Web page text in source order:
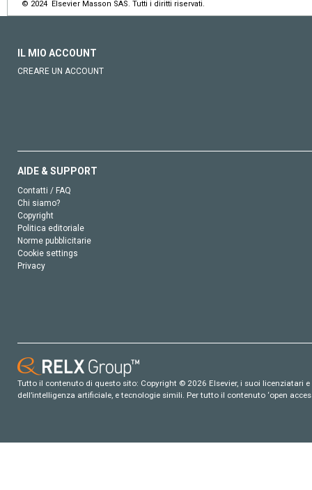
© 2024 Elsevier Masson SAS. Tutti i diritti riservati.
IL MIO ACCOUNT
CREARE UN ACCOUNT
AIDE & SUPPORT
Contatti / FAQ
Chi siamo?
Copyright
Politica editoriale
Norme pubblicitarie
Cookie settings
Privacy
Tutto il contenuto di questo sito: Copyright © 2026 Elsevier, i suoi
dell’intelligenza artificiale, e tecnologie simili. Per tutto il contenuto ‘open